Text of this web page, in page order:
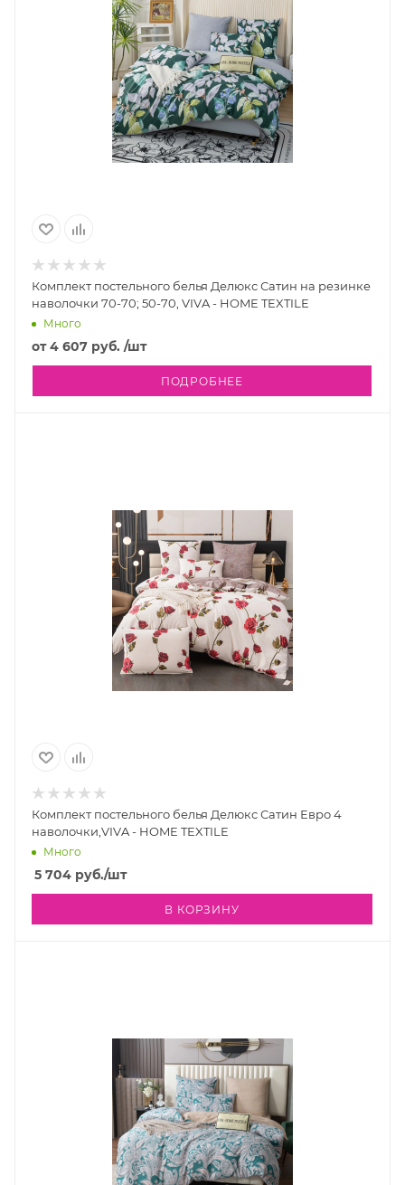
Комплект постельного белья Делюкс Сатин на резинке
наволочки 70-70; 50-70, VIVA - HOME TEXTILE
Много
от4 607 руб. /шт
ПОДРОБНЕЕ
Комплект постельного белья Делюкс Сатин Евро 4
наволочки,VIVA - HOME TEXTILE
Много
5 704 руб./шт
В КОРЗИНУ